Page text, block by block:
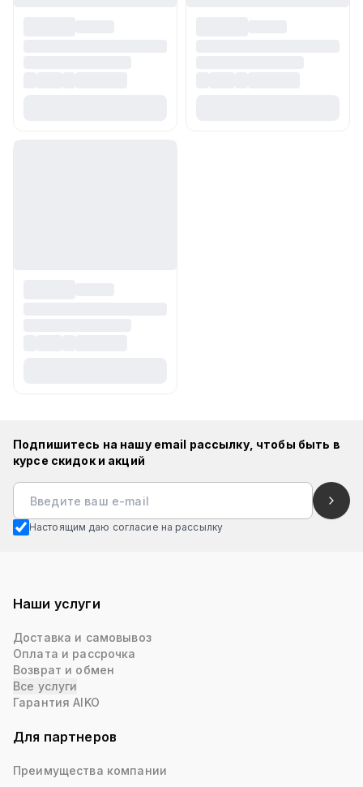
Подпишитесь на нашу email рассылку, чтобы быть в
курсе скидок и акций
Настоящим даю согласие на рассылку
Наши услуги
Доставка и самовывоз
Оплата и рассрочка
Возврат и обмен
Все услуги
Гарантия AIKO
Для партнеров
Преимущества компании